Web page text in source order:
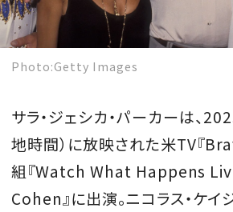
SPUR 2026 JULY
2026年9月号
2026-07-23発売
最新号を試し読み
Photo:Getty Images
サラ・ジェシカ・パーカーは、
地時間）に放映された米TV『
組『Watch What Happens
Cohen』に出演。ニコラス・ケ